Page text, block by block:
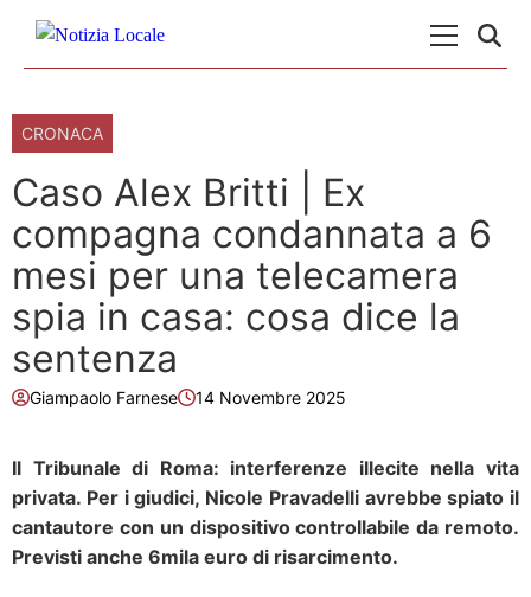
CRONACA
Caso Alex Britti | Ex
compagna condannata a 6
mesi per una telecamera
spia in casa: cosa dice la
sentenza
Giampaolo Farnese 14 Novembre 2025
Il Tribunale di Roma: interferenze illecite nella vita
privata. Per i giudici, Nicole Pravadelli avrebbe spiato il
cantautore con un dispositivo controllabile da remoto.
Previsti anche 6mila euro di risarcimento.